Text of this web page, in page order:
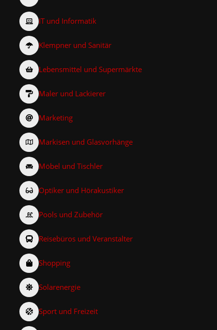
IT und Informatik
Klempner und Sanitär
Lebensmittel und Supermärkte
Maler und Lackierer
Marketing
Markisen und Glasvorhänge
Möbel und Tischler
Optiker und Hörakustiker
Pools und Zubehör
Reisebüros und Veranstalter
Shopping
Solarenergie
Sport und Freizeit